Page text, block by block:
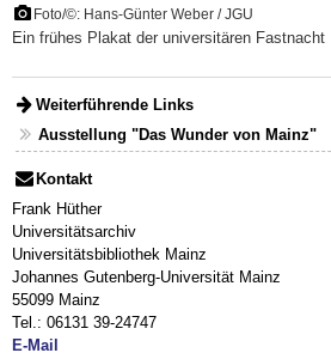
Foto/©: Hans-Günter Weber / JGU
Ein frühes Plakat der universitären Fastnacht
Weiterführende Links
Ausstellung "Das Wunder von Mainz"
Kontakt
Frank Hüther
Universitätsarchiv
Universitätsbibliothek Mainz
Johannes Gutenberg-Universität Mainz
55099 Mainz
Tel.: 06131 39-24747
E-Mail